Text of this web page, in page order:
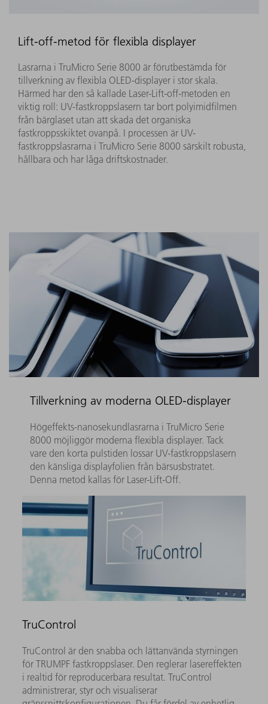
Lift-off-metod för flexibla displayer
Lasrarna i TruMicro Serie 8000 är förutbestämda för
tillverkning av flexibla OLED-displayer i stor skala.
Härmed har den så kallade Laser-Lift-off-metoden en
viktig roll: UV-fastkroppslasern tar bort polyimidfilmen
från bärglaset utan att skada det organiska
fastkroppsskiktet ovanpå. I processen är UV-
fastkroppslasrarna i TruMicro Serie 8000 särskilt robusta,
hållbara och har låga driftskostnader.
Tillverkning av moderna OLED-displayer
Högeffekts-nanosekundlasrarna i TruMicro Serie
8000 möjliggör moderna flexibla displayer. Tack
vare den korta pulstiden lossar UV-fastkroppslasern
den känsliga displayfolien från bärsusbstratet.
Denna metod kallas för Laser-Lift-Off.
TruControl
TruControl är den snabba och lättanvända styrningen
för TRUMPF fastkroppslaser. Den reglerar lasereffekten
i realtid för reproducerbara resultat. TruControl
administrerar, styr och visualiserar